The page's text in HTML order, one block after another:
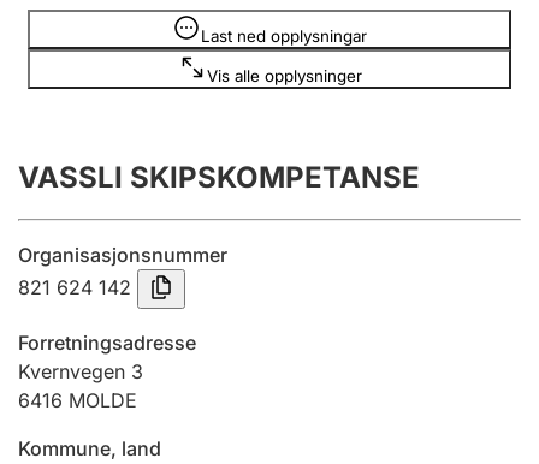
Registrere, endre, slette
Årsrekneskap
Innsending og forseinkingsgebyr
Tinglysing
Jeger
Last ned opplysningar
Vis alle opplysninger
Opplysninger er skjult
VASSLI SKIPSKOMPETANSE
Organisasjonsnummer
821 624 142
Forretningsadresse
Kvernvegen 3
6416 MOLDE
Kommune, land